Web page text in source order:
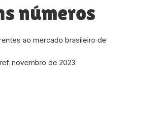
números
ao mercado brasileiro de
novembro de 2023